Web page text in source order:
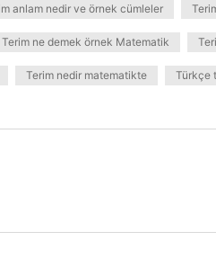
anlam nedir ve örnek cümleler
Terim ne demek örnek Matematik
Terim nedir matematikte Türkçe